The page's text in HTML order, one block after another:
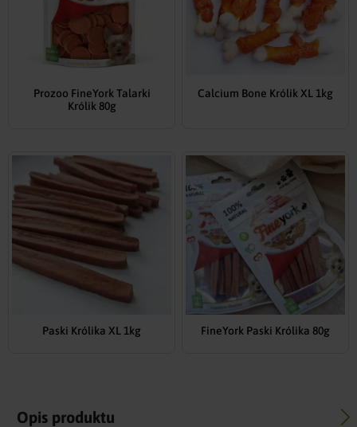
Prozoo FineYork Talarki
Królik 80g
Calcium Bone Królik XL 1kg
Paski Królika XL 1kg FineYork Paski Królika 80g
Opis produktu